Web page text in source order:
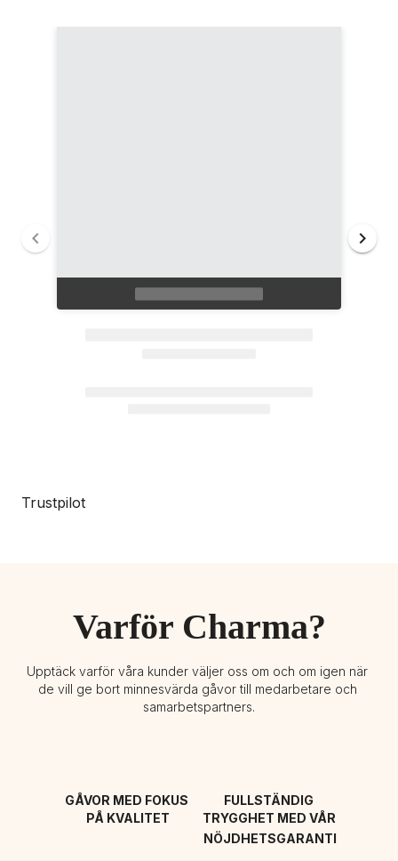
Trustpilot
Varför Charma?
Upptäck varför våra kunder väljer oss om och om igen när
de vill ge bort minnesvärda gåvor till medarbetare och
samarbetspartners.
GÅVOR MED FOKUS
PÅ KVALITET
FULLSTÄNDIG
TRYGGHET MED VÅR
NÖJDHETSGARANTI